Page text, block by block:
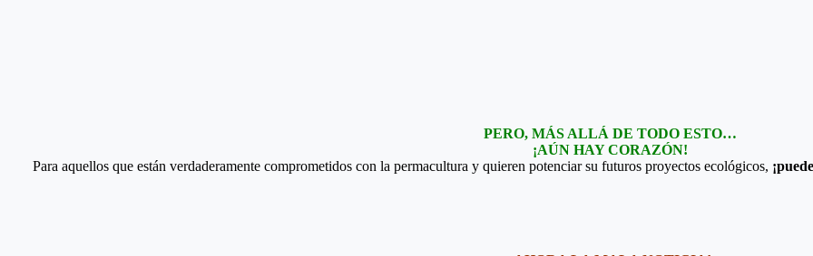
PERO, MÁS ALLÁ DE TODO ESTO…
¡AÚN HAY CORAZÓN!
Para aquellos que están verdaderamente comprometidos con la permacultura y quieren potenciar su futuros proyectos ecológicos,